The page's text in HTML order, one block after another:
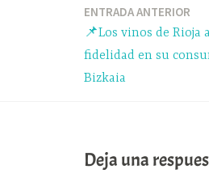
pp
ENTRADA ANTERIOR
📌Los vinos de Rioja
fidelidad en su
Bizkaia
Deja una